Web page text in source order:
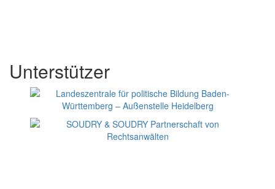
Unterstützer